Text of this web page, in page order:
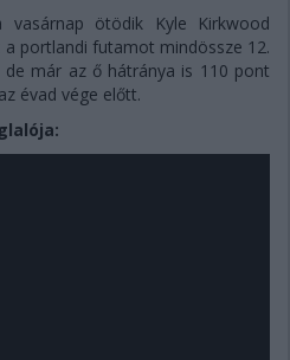
ötödik Kyle Kirkwood
portlandi futamot mindössze 12.
már az ő hátránya is 110 pont
évad vége előtt.